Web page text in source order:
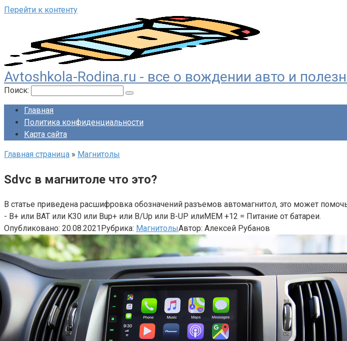
Перейти к контенту
Avtoshkola-Rodina.ru - все о вождении авто и
Поиск:
Главная
Политика конфиденциальности
Карта сайта
Главная страница » Магнитолы
Sdvc в магнитоле что это?
В статье приведена расшифровка обозначений разъемов автомагнитол, это может
- B+ или BAT или K30 или Bup+ или B/Up или B-UP илиMEM +12 = Питание от батареи.
Опубликовано: 20.08.2021Рубрика: МагнитолыАвтор: Алексей Рубанов